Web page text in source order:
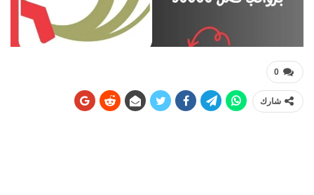
0
شارك